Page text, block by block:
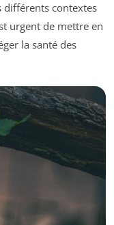
différents contextes
urgent de mettre en
la santé des